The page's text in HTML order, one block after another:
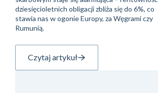
dziesięcioletnich obligacji zbliża się do 6%, co
stawia nas w ogonie Europy, za Węgrami czy
Rumunią.
Czytaj artykuł